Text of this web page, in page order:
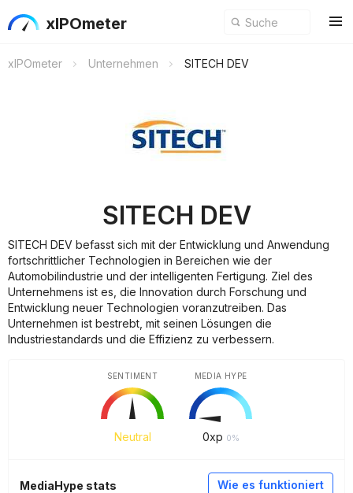
xIPOmeter
xIPOmeter Unternehmen SITECH DEV
SITECH DEV
SITECH DEV befasst sich mit der Entwicklung und Anwendung
fortschrittlicher Technologien in Bereichen wie der
Automobilindustrie und der intelligenten Fertigung. Ziel des
Unternehmens ist es, die Innovation durch Forschung und
Entwicklung neuer Technologien voranzutreiben. Das
Unternehmen ist bestrebt, mit seinen Lösungen die
Industriestandards und die Effizienz zu verbessern.
Neutral
SENTIMENT
0xp 0%
MEDIA HYPE
Wie es funktioniert
MediaHype stats